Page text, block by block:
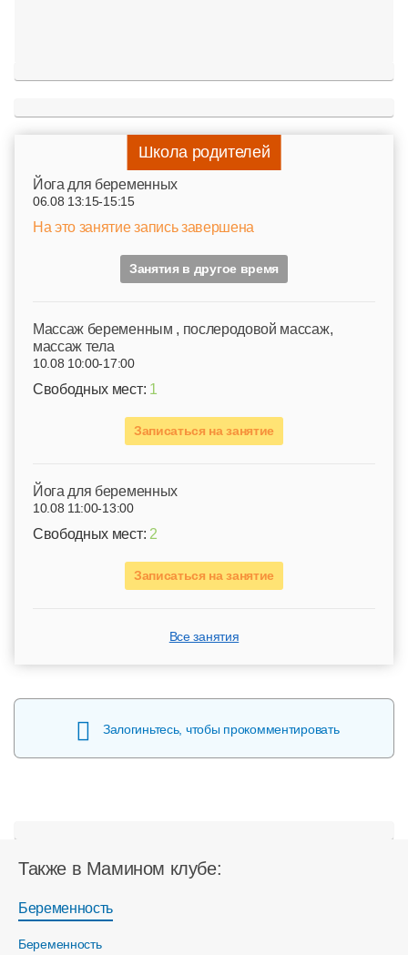
Школа родителей
Йога для беременных
06.08 13:15-15:15
На это занятие запись завершена
Занятия в другое время
Mассаж беременным , послеродовой массаж,
массаж тела
10.08 10:00-17:00
Свободных мест: 1
Записаться на занятие
Йога для беременных
10.08 11:00-13:00
Свободных мест: 2
Записаться на занятие
Все занятия
Залогиньтесь, чтобы прокомментировать
Также в Мамином клубе:
Беременность
Беременность